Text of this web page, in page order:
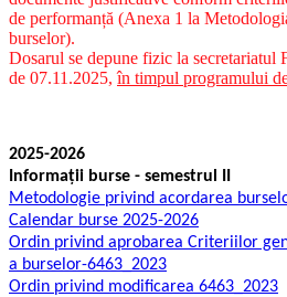
de performanță (Anexa 1 la
burselor).
Dosarul se depune fizic la secretariatul
de 07.11.2025,în timpul programului
2025-2026
Informații burse - semestrul II
Metodologie privind acordarea
Calendar burse 2025-2026
Ordin privind aprobarea Criteriilor
a burselor-6463_2023
Ordin privind modificarea 6463_2023